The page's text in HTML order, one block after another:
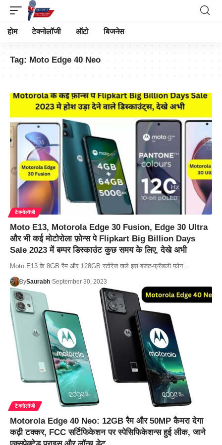
होम टेक्नोलॉजी ऑटो बिजनेस
Tag: Moto Edge 40 Neo
टेक्नोलॉजी
Moto E13, Motorola Edge 30 Fusion, Edge 30 Ultra
और भी कई मोटोरोला फ़ोन्स पे Flipkart Big Billion Days
Sale 2023 में बम्पर डिस्काउंट कुछ समय के लिए, देखे अभी
Moto E13 के 8GB रैम और 128GB स्टोरेज वाले इस बजट-फ्रेंडली फोन…
BySaurabh September 30, 2023
टेक्नोलॉजी
Motorola Edge 40 Neo: 12GB रैम और 50MP कैमरा देगा
कढ़ी टक्कर, FCC सर्टिफिकेशन पर स्पेसिफिकेशन्स हुई लीक, जाने